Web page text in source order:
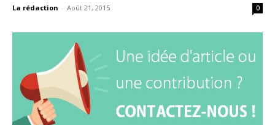
La rédaction - Août 21, 2015 0